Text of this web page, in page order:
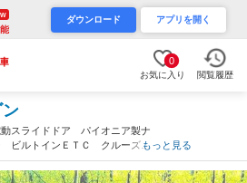
ダウンロード アプリを開く
0
お気に入り 閲覧履歴
ライドドア パイオニア製ナ
ルトインＥＴＣ クルーズコ
クーラー ＣＤ／ＤＶＤ再生
（埼玉県）
もっと見る